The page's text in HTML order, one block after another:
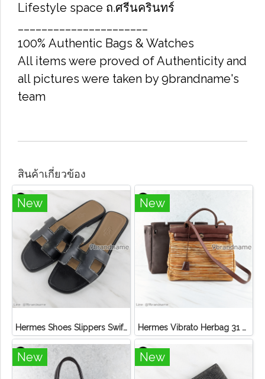
Lifestyle space ถ.ศรีนครินทร์
100% Authentic Bags & Watches
All items were proved of Authenticity and
all pictures were taken by 9brandname's
team
สินค้าเกี่ยวข้อง
New
Hermes Shoes Slippers Swift Black
New
Hermes Vibrato Herbag 31 Leather Orange Multicolor
New New